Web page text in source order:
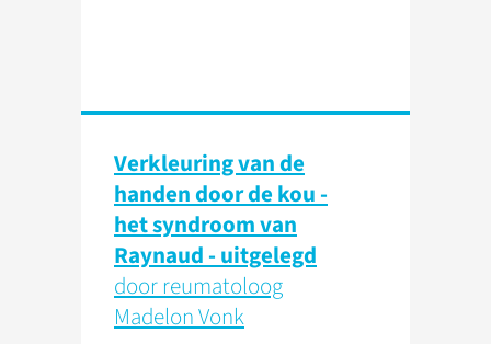
Verkleuring van de
handen door de kou -
het syndroom van
Raynaud - uitgelegd
door reumatoloog
Madelon Vonk